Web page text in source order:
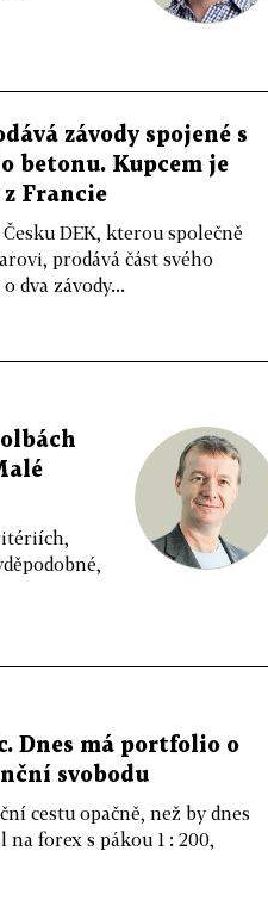
závody spojené s
betonu. Kupcem je
Francie
DEK, kterou společně
prodává část svého
dva závody...
Dnes má portfolio o
svobodu
cestu opačně, než by dnes
forex s pákou 1 : 200,